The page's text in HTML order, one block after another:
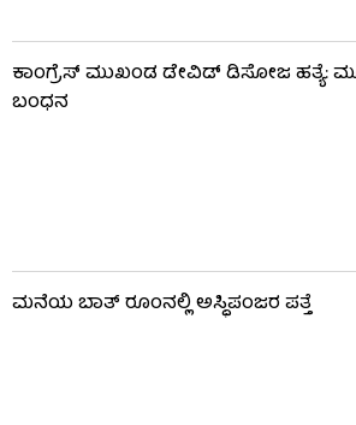
ಕಾಂಗ್ರೆಸ್ ಮುಖಂಡ ಡೇವಿಡ್ ಡಿಸೋಜ ಹತ್ಯೆ:
ಬಂಧನ
ಮನೆಯ ಬಾತ್ ರೂಂನಲ್ಲಿ ಅಸ್ಥಿಪಂಜರ ಪತ್ತೆ